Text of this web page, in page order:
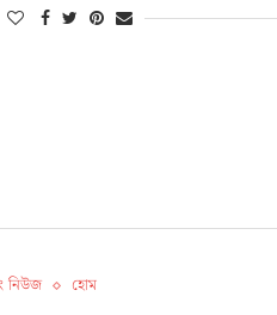
নিউজ হোম